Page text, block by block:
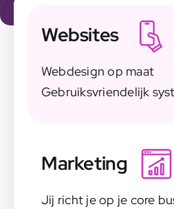
Websites
Webdesign op maat
Gebruiksvriendelijk
Marketing
Jij richt je op je core